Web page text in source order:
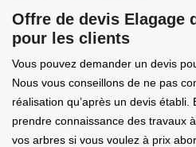
Offre de devis Elagage
pour les clients
Vous pouvez demander un devis
Nous vous conseillons de ne pas
réalisation qu’après un devis
prendre connaissance des travaux
vos arbres si vous voulez à prix